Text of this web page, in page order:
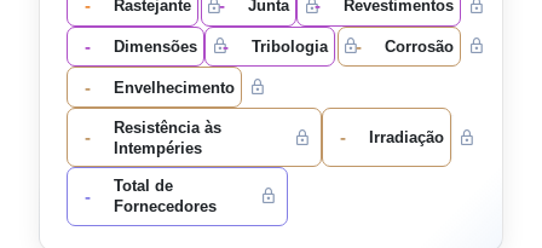
- Rastejante - Junta - Revestimentos
- Dimensões - Tribologia - Corrosão
- Envelhecimento
-
Resistência às
Intempéries
- Irradiação
-
Total de
Fornecedores